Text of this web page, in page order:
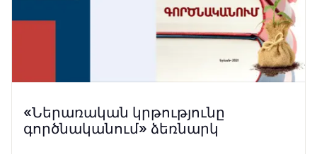
«Ներառական կրթությունը
գործնականում» ձեռնարկ